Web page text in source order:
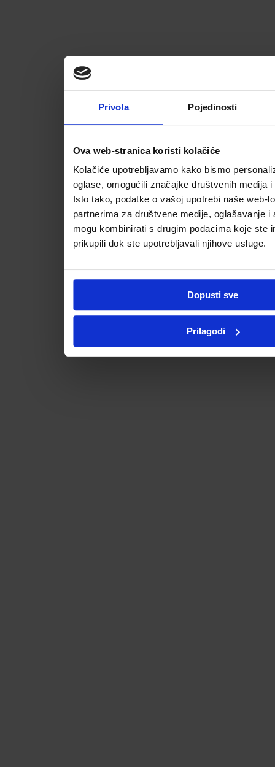
Privola Pojedinosti
Ova web-stranica koristi kolačiće
Kolačiće upotrebljavamo kako bismo
oglase, omogućili značajke društvenih medija
Isto tako, podatke o vašoj upotrebi naše web-
partnerima za društvene medije, oglašavanje i
mogu kombinirati s drugim podacima koje ste
prikupili dok ste upotrebljavali njihove usluge.
Dopusti sve
Prilagodi